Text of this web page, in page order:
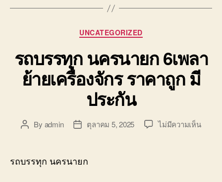
Categories
UNCATEGORIZED
รถบรรทุก นครนายก 6เพลา
ย้ายเครื่องจักร ราคาถูก มี
ประกัน
PostBy admin
Postตุลาคม 5, 2025 ไม่มีความเห็นบน
รถบรรทุก นครนายก